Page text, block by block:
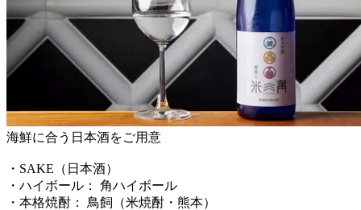
海鮮に合う日本酒をご用意
・SAKE（日本酒）
・ハイボール： 角ハイボール
・本格焼酎： 鳥飼（米焼酎・熊本）